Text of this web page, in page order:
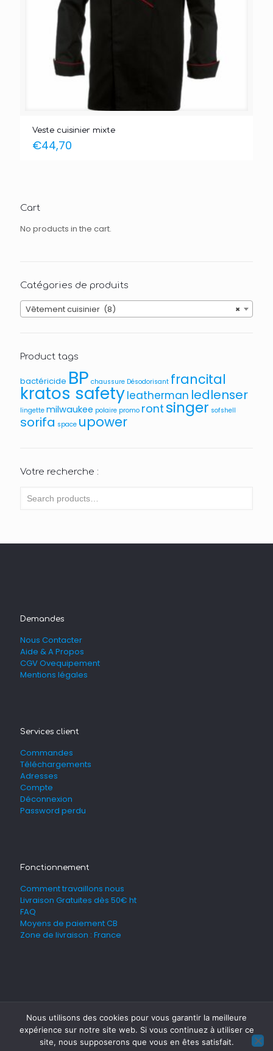
Veste cuisinier mixte
€44,70
Cart
No products in the cart.
Catégories de produits
×
Vêtement cuisinier (8)
Product tags
bactéricide BP chaussure Désodorisant francital
kratos safetyleatherman ledlenser
lingette milwaukee polaire promo ront singer sofshell
sorifa space upower
Votre recherche :
Demandes
Nous Contacter
Aide & A Propos
CGV Ovequipement
Mentions légales
Services client
Commandes
Téléchargements
Adresses
Compte
Déconnexion
Password perdu
Fonctionnement
Comment travaillons nous
Livraison Gratuites dès 50€ ht
FAQ
Moyens de paiement CB
Zone de livraison : France
Nous utilisons des cookies pour vous garantir la meilleure
expérience sur notre site web. Si vous continuez à utiliser ce
site, nous supposerons que vous en êtes satisfait.